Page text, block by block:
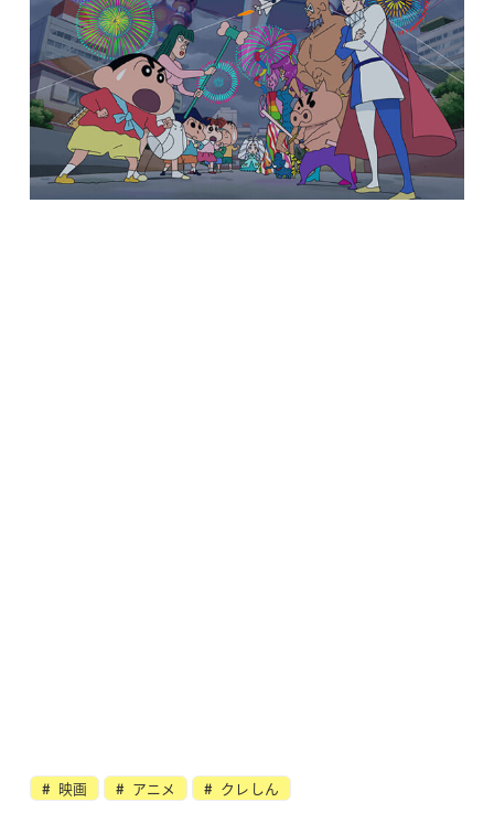
映画 アニメ クレしん